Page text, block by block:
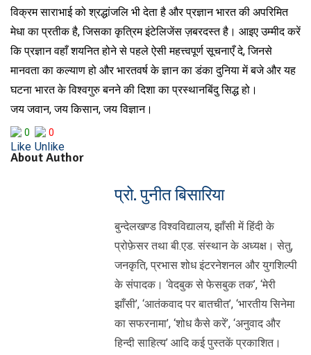
विक्रम साराभाई को श्रद्धांजलि भी देता है और प्रज्ञान भारत की अपरिमित
मेधा का प्रतीक है, जिसका कृत्रिम इंटेलिजेंस ज़बरदस्त है। आइए उम्मीद करें
कि प्रज्ञान वहाँ शयनित होने से पहले ऐसी महत्त्वपूर्ण सूचनाएँ दे, जिनसे
मानवता का कल्याण हो और भारतवर्ष के ज्ञान का डंका दुनिया में बजे और यह
घटना भारत के विश्वगुरु बनने की दिशा का प्रस्थानबिंदु सिद्ध हो।
जय जवान, जय किसान, जय विज्ञान।
0 0
About Author
प्रो. पुनीत बिसारिया
बुन्देलखण्ड विश्वविद्यालय, झाँसी में हिंदी के
प्रोफ़ेसर तथा बी.एड. संस्थान के अध्यक्ष। सेतु,
जनकृति, प्रभास शोध इंटरनेशनल और युगशिल्पी
के संपादक। ‘वेदबुक से फेसबुक तक’, ‘मेरी
झाँसी’, ‘आतंकवाद पर बातचीत’, ‘भारतीय सिनेमा
का सफरनामा’, ‘शोध कैसे करें’, ‘अनुवाद और
हिन्दी साहित्य’ आदि कई पुस्तकें प्रकाशित।